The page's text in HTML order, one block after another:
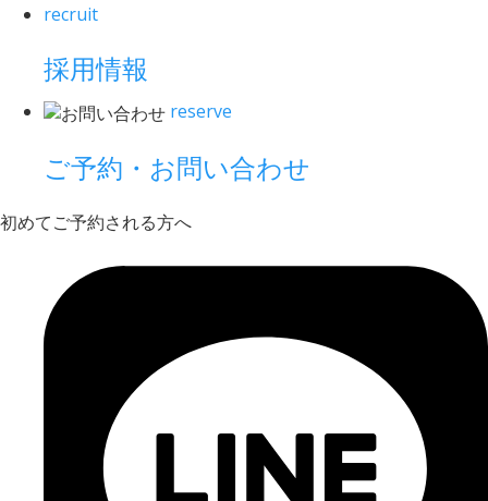
recruit
採用情報
reserve
ご予約・お問い合わせ
初めてご予約される方へ